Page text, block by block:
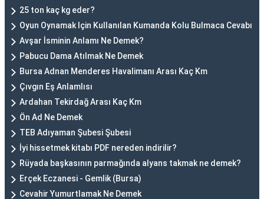
25 ton kaç kg eder?
Oyun Oynamak Için Kullanılan Kumanda Kolu Bulmaca Cevabı
Avşar İsminin Anlamı Ne Demek?
Pabucu Dama Atılmak Ne Demek
Bursa Adnan Menderes Havalimanı Arası Kaç Km
Çıvgın Eş Anlamlısı
Ardahan Tekirdağ Arası Kaç Km
Ön Ad Ne Demek
TEB Adıyaman Şubesi Şubesi
İyi hissetmek kitabı PDF nereden indirilir?
Rüyada başkasının parmağında alyans takmak ne demek?
Erçek Eczanesi - Gemlik (Bursa)
Cevahir Yumurtlamak Ne Demek